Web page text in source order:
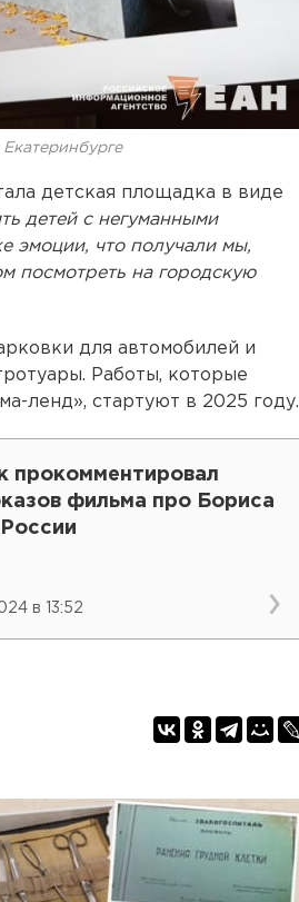
детская площадка в виде
детей с негуманными
эмоции, что получали мы,
посмотреть на городскую
для автомобилей и
Работы, которые
ленд», стартуют в 2025 году.
прокомментировал
фильма про Бориса
в 13:52